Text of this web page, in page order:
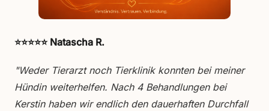
⭐⭐⭐⭐⭐ Natascha R.
"Weder Tierarzt noch Tierklinik konnten bei meiner
Hündin weiterhelfen. Nach 4 Behandlungen bei
Kerstin haben wir endlich den dauerhaften Durchfall